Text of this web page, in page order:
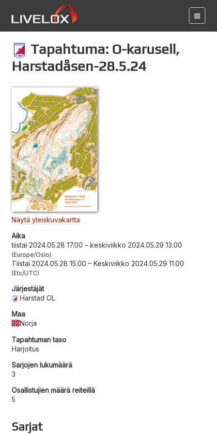
Tapahtuma: O-karusell,
Harstadåsen-28.5.24
Näytä yleiskuvakartta
Aika
tiistai 2024.05.28 17.00 – keskiviikko 2024.05.29 13.00
Europe/Oslo
Tiistai 2024.05.28 15:00 – Keskiviikko 2024.05.29 11:00
Etc/UTC
Järjestäjät
Harstad OL
Maa
Norja
Tapahtuman taso
Harjoitus
Sarjojen lukumäärä
3
Osallistujien määrä reiteillä
5
Sarjat